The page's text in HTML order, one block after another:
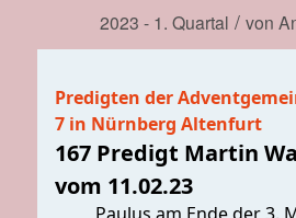
2023 - 1. Quartal / von